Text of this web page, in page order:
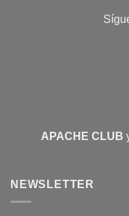
APACHE CLUB
NEWSLETTER